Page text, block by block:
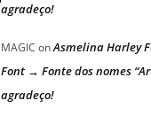
agradeço!
MAGIC onAsmelina Harley
Font → Fonte dos nomes
agradeço!